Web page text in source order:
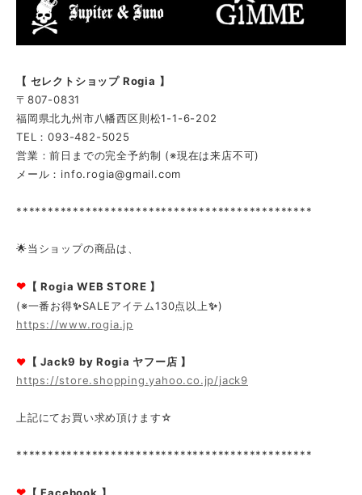
【 セレクトショップ Rogia 】
〒807-0831
福岡県北九州市八幡西区則松1-1-6-202
TEL：093-482-5025
営業：前日までの完全予約制 (※現在は来店不可)
メール： info.rogia@gmail.com
***********************************************
🌟当ショップの商品は、
❤ 【 Rogia WEB STORE 】
(※一番お得✨SALEアイテム130点以上✨)
https://www.rogia.jp
❤ 【 Jack9 by Rogia ヤフー店 】
https://store.shopping.yahoo.co.jp/jack9
上記にてお買い求め頂けます☆
***********************************************
❤ 【 Facebook 】